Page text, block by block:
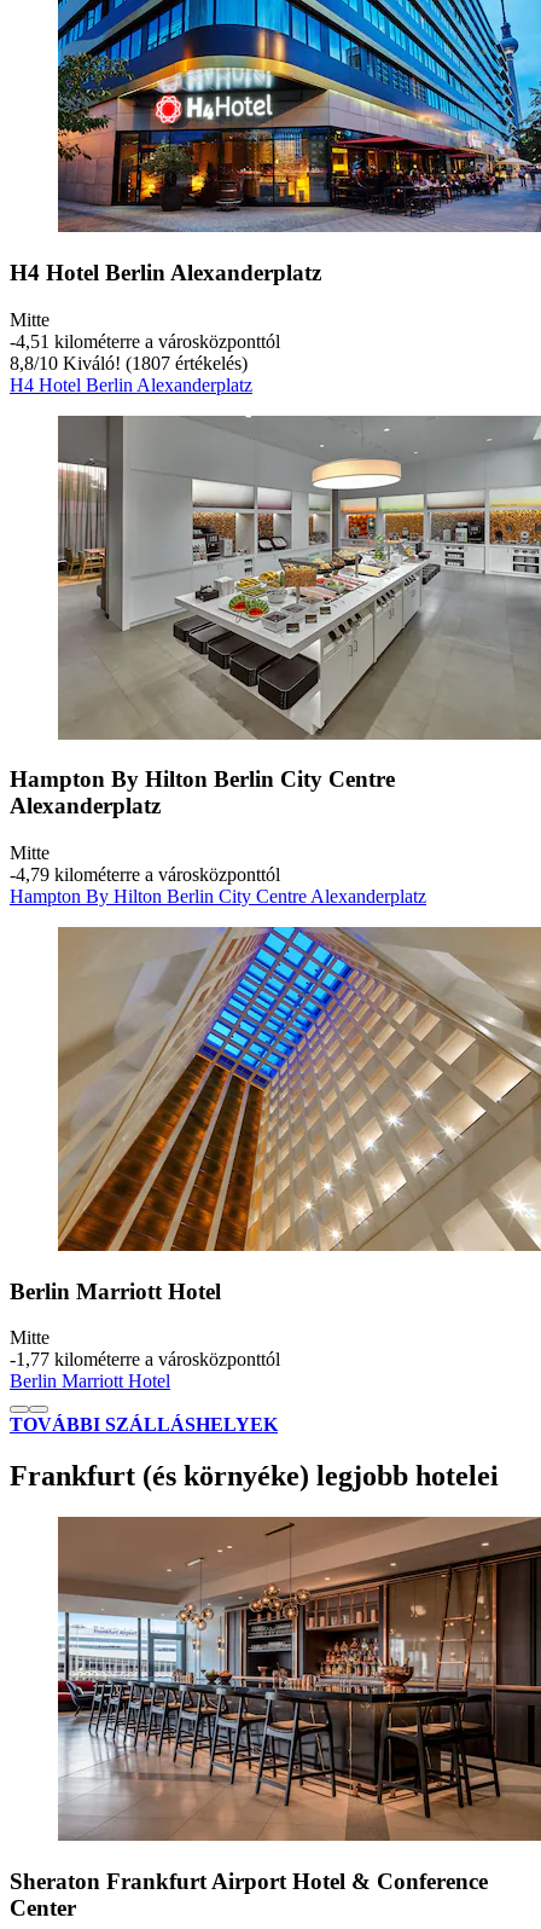
H4 Hotel Berlin Alexanderplatz
Mitte
‐4,51 kilométerre a városközponttól
8,8/10 Kiváló! (1807 értékelés)
H4 Hotel Berlin Alexanderplatz
Hampton By Hilton Berlin City Centre
Alexanderplatz
Mitte
‐4,79 kilométerre a városközponttól
Hampton By Hilton Berlin City Centre Alexanderplatz
Berlin Marriott Hotel
Mitte
‐1,77 kilométerre a városközponttól
Berlin Marriott Hotel
TOVÁBBI SZÁLLÁSHELYEK
Frankfurt (és környéke) legjobb hotelei
Sheraton Frankfurt Airport Hotel & Conference
Center